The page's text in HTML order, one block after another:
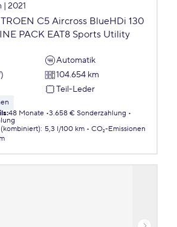
| 2021
C5 Aircross BlueHDi 130
PACK EAT8 Sports Utility
Automatik
104.654 km
Teil-Leder
:48 Monate 3.658 € Sonderzahlung
: 5,3 l/100 km
CO₂-Emissionen